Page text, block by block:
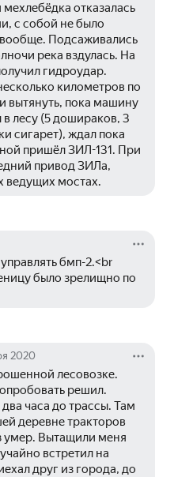
отказалась
с собой не было
Подсаживались
река вздулась. На
гидроудар.
километров по
вытянуть, пока машину
лесу (5 дошираков, 3
сигарет), ждал пока
пришёл ЗИЛ-131. При
привод ЗИЛа,
ведущих мостах.
бмп-2.<br
было зрелищно по
2020
лесовозке.
решил.
часа до трассы. Там
деревне тракторов
умер. Вытащили меня
встретил на
друг из города, до